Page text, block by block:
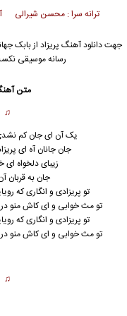
ترانه سرا : محسن شیرالی
جهت دانلود آهنگ پریزاد ازبابک
رسانه موسیقی
متن
♫
یک آن ای جان کم
جان جانان آه ای
زیبای دلخواه
جان به قربان
تو پریزادی و انگاری که
تو مث خوابی و ای کاش منو
تو پریزادی و انگاری که
تو مث خوابی و ای کاش منو
♫